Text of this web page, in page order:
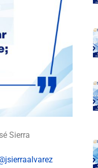
Sierra